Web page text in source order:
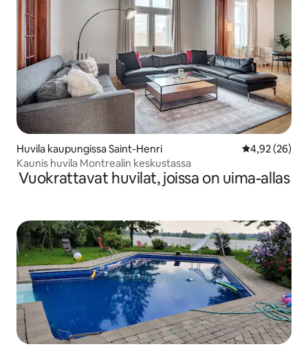
Huvila kaupungissa Saint-Henri
4,92 (26)
Kaunis huvila Montrealin keskustassa
Vuokrattavat huvilat, joissa on uima-allas